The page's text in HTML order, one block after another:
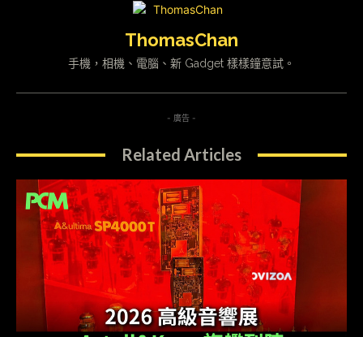
ThomasChan
手機，相機、電腦、新 Gadget 樣樣鐘意試。
- 廣告 -
Related Articles